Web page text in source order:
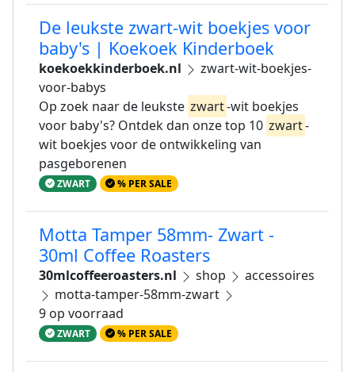
De leukste zwart-wit boekjes voor
baby's | Koekoek Kinderboek
koekoekkinderboek.nl
zwart-wit-boekjes-
voor-babys
Op zoek naar de leukste zwart-wit boekjes
voor baby's? Ontdek dan onze top 10 zwart-
wit boekjes voor de ontwikkeling van
pasgeborenen
ZWART % PER SALE
Motta Tamper 58mm- Zwart -
30ml Coffee Roasters
30mlcoffeeroasters.nl shop
accessoires
motta-tamper-58mm-zwart
9 op voorraad
ZWART % PER SALE